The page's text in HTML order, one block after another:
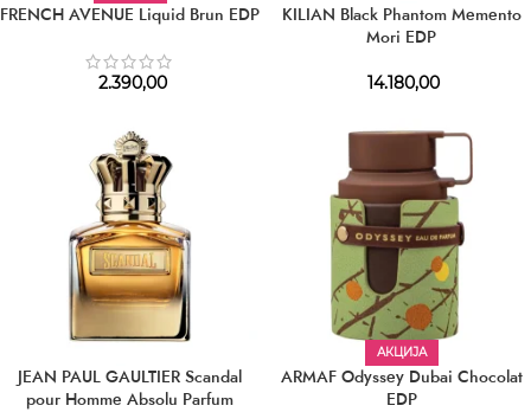
FRENCH AVENUE Liquid Brun EDP
2.390,00
KILIAN Black Phantom Memento
Mori EDP
14.180,00
JEAN PAUL GAULTIER Scandal
pour Homme Absolu Parfum
АКЦИЈА
ARMAF Odyssey Dubai Chocolat
EDP